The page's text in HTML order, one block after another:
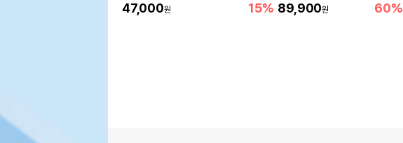
47,000원 15% 89,900원 60%